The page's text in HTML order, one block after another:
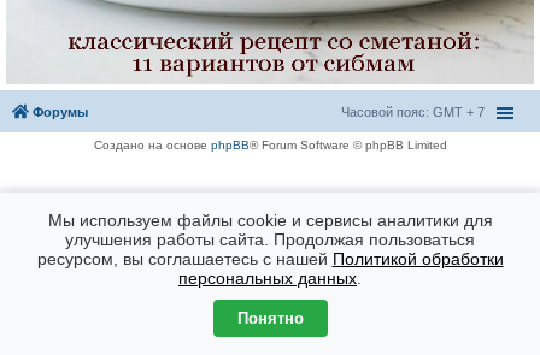
Форумы Часовой пояс: GMT + 7
Создано на основе phpBB® Forum Software © phpBB Limited
Мы используем файлы cookie и сервисы аналитики для
улучшения работы сайта. Продолжая пользоваться
ресурсом, вы соглашаетесь с нашей Политикой обработки
персональных данных
Понятно